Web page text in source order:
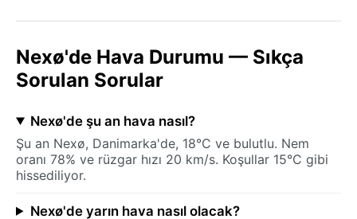
Nexø'de Hava Durumu — Sıkça
Sorulan Sorular
Nexø'de şu an hava nasıl?
Şu an Nexø, Danimarka'de, 18°C ve bulutlu. Nem
oranı 78% ve rüzgar hızı 20 km/s. Koşullar 15°C gibi
hissediliyor.
Nexø'de yarın hava nasıl olacak?